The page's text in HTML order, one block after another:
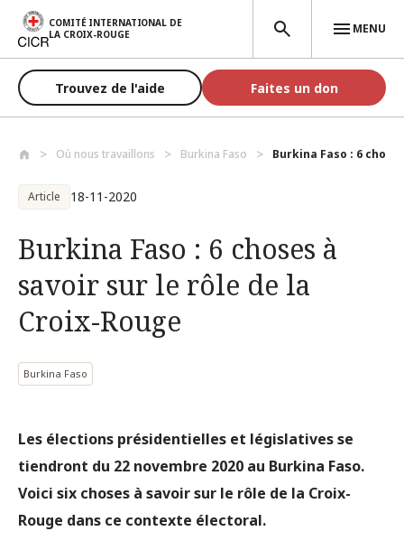
Aller au contenu principal
COMITÉ INTERNATIONAL DE
LA CROIX-ROUGE
MENU
Trouvez de l'aide Faites un don
Où nous travaillons Burkina Faso Burkina Faso : 6
Article 18-11-2020
Burkina Faso : 6 choses à
savoir sur le rôle de la
Croix-Rouge
Burkina Faso
Les élections présidentielles et législatives se
tiendront du 22 novembre 2020 au Burkina Faso.
Voici six choses à savoir sur le rôle de la Croix-
Rouge dans ce contexte électoral.